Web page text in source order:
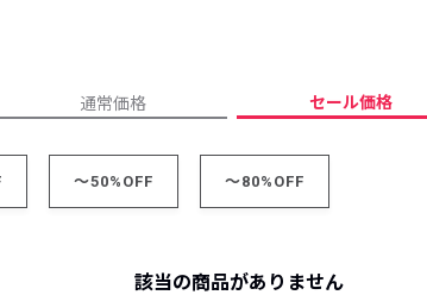
人気記事ランキング
ィークリーコーデ
プライバシーポリシー
通常価格 セール価格
～50%OFF ～80%OFF
該当の商品がありません